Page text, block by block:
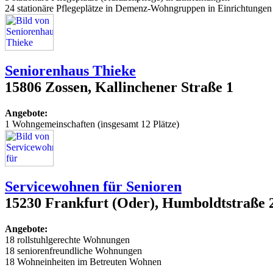
24 stationäre Pflegeplätze in Demenz-Wohngruppen in Einrichtungen
Seniorenhaus Thieke
15806 Zossen, Kallinchener Straße 1
Angebote:
1 Wohngemeinschaften (insgesamt 12 Plätze)
Servicewohnen für Senioren
15230 Frankfurt (Oder), Humboldtstraße
Angebote:
18 rollstuhlgerechte Wohnungen
18 seniorenfreundliche Wohnungen
18 Wohneinheiten im Betreuten Wohnen